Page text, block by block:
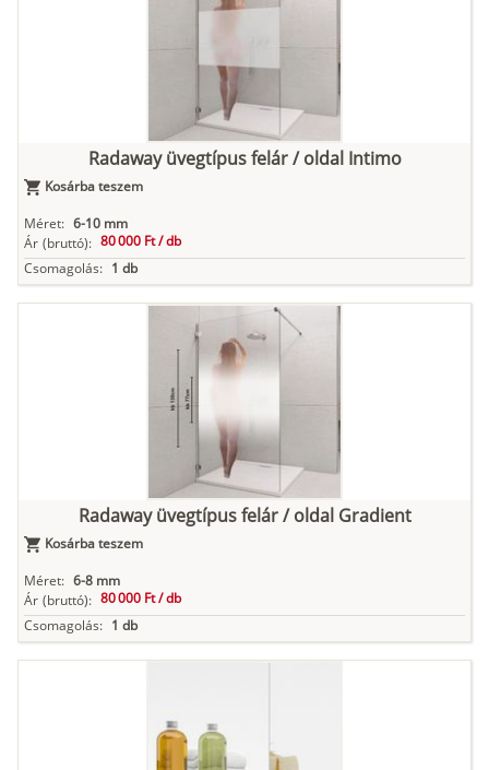
Radaway üvegtípus felár / oldal Intimo
Kosárba teszem
Méret: 6-10 mm
Ár (bruttó): 80 000 Ft /db
Csomagolás: 1 db
Radaway üvegtípus felár / oldal Gradient
Kosárba teszem
Méret: 6-8 mm
Ár (bruttó): 80 000 Ft /db
Csomagolás: 1 db